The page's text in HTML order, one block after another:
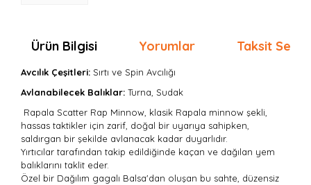
Ürün Bilgisi Yorumlar Taksit
Avcılık Çeşitleri: Sırtı ve Spin Avcılığı
Avlanabilecek Balıklar: Turna, Sudak
Rapala Scatter Rap Minnow, klasik Rapala minnow şekli,
hassas taktikler için zarif, doğal bir uyarıya sahipken,
saldırgan bir şekilde avlanacak kadar duyarlıdır.
Yırtıcılar tarafından takip edildiğinde kaçan ve dağılan yem
balıklarını taklit eder.
Özel bir Dağılım gagalı Balsa'dan oluşan bu sahte, düzensiz